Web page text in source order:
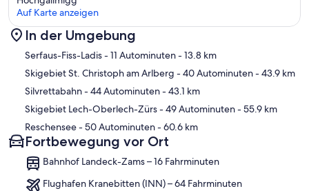
Karte
Auf Karte anzeigen
In der Umgebung
Serfaus-Fiss-Ladis- 11 Autominuten- 13.8 km
Skigebiet St. Christoph am Arlberg - 40 Autominuten- 43.9 km
Silvrettabahn- 44 Autominuten- 43.1 km
Skigebiet Lech-Oberlech-Zürs- 49 Autominuten- 55.9 km
Reschensee- 50 Autominuten- 60.6 km
Fortbewegung vor Ort
Bahnhof Landeck-Zams – 16 Fahrminuten
Flughafen Kranebitten (INN) – 64 Fahrminuten